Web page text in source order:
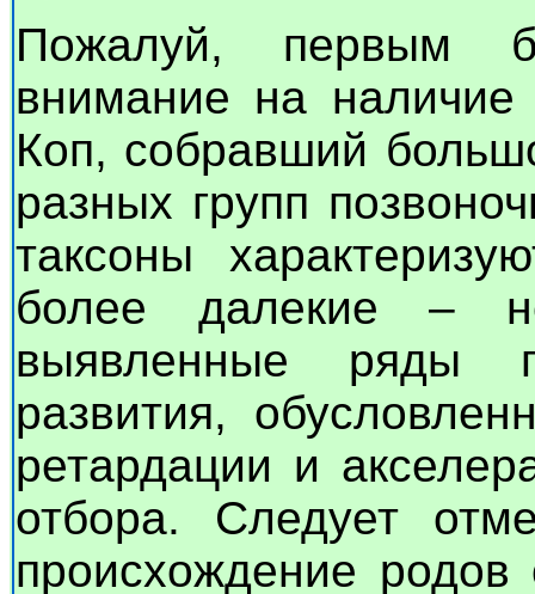
Пожалуй, первым
внимание на
Коп, собравший
разных групп
таксоны
более далекие –
выявленные ряды
развития,
ретардации и
отбора. Следует
происхождение родов